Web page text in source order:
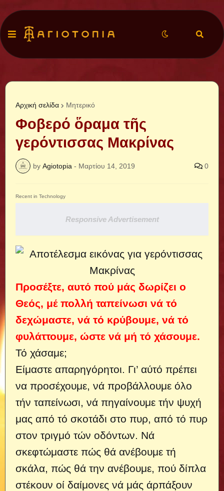
Αρχική σελίδα Μητερικό
Φοβερό ὅραμα τῆς
γερόντισσας Μακρίνας
by Agiotopia - Μαρτίου 14, 2019 0
Recent in Technology
Responsive Advertisement
Προσέξτε, αυτό πού μάς δωρίζει ο
Θεός, μέ πολλή ταπείνωσι νά τό
δεχώμαστε, νά τό κρύβουμε, νά τό
φυλάττουμε, ώστε νά μή τό χάσουμε.
Τό χάσαμε;
Είμαστε απαρηγόρητοι. Γι’ αύτό πρέπει
να προσέχουμε, νά προβάλλουμε όλο
τήν ταπείνωσι, νά πηγαίνουμε τήν ψυχή
μας από τό σκοτάδι στο πυρ, από τό πυρ
στον τριγμό τών οδόντων. Νά
σκεφτώμαστε πώς θά ανέβουμε τή
σκάλα, πώς θά την ανέβουμε, πού δίπλα
στέκουν οί δαίμονες νά μάς άρπάξουν